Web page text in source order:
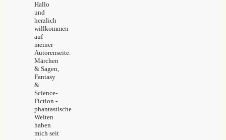
Hallo
und
herzlich
willkommen
auf
meiner
Autorenseite.
Märchen
& Sagen,
Fantasy
&
Science-
Fiction -
phantastische
Welten
haben
mich seit